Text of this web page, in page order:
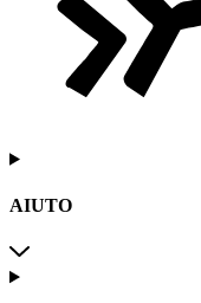
AIUTO